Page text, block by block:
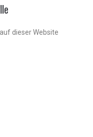
dieser Website